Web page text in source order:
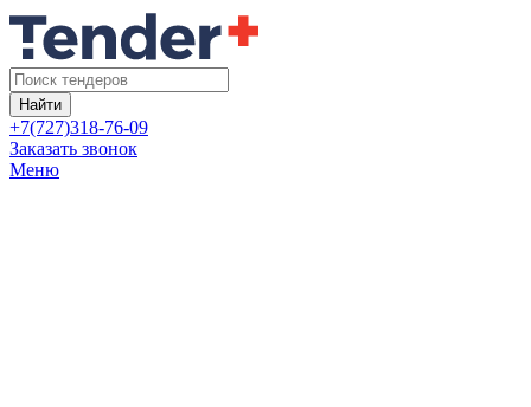
Найти
+7(727)318-76-09
Заказать звонок
Меню